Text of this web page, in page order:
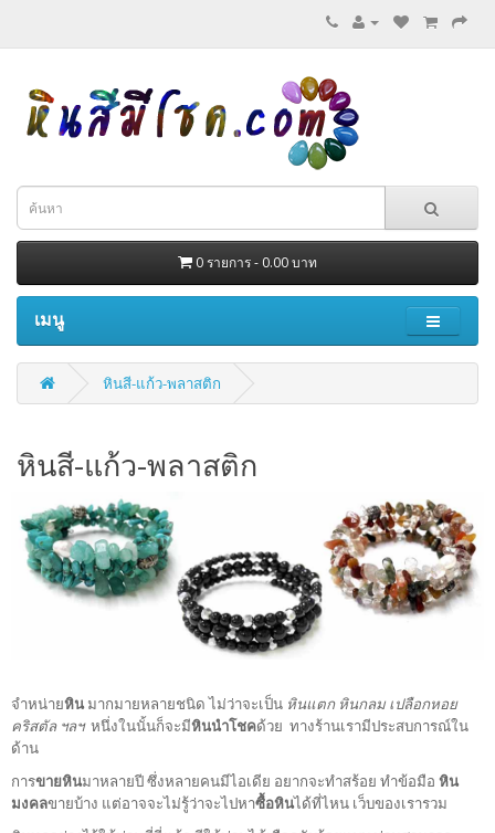
0 รายการ - 0.00 บาท
เมนู
หินสี-แก้ว-พลาสติก
หินสี-แก้ว-พลาสติก
จำหน่ายหินมากมายหลายชนิด ไม่ว่าจะเป็น หินแตก หินกลม เปลือกหอย
คริสตัล ฯลฯ หนึ่งในนั้นก็จะมีหินนำโชคด้วย ทางร้านเรามีประสบการณ์ใน
ด้าน
การขายหินมาหลายปี ซึ่งหลายคนมีไอเดีย อยากจะทำสร้อย ทำข้อมือ หิน
มงคลขายบ้าง แต่อาจจะไม่รู้ว่าจะไปหาซื้อหินได้ที่ไหน เว็บของเรารวม